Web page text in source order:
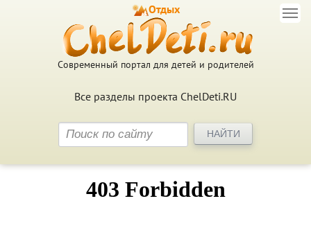
Современный портал для детей и родителей
Все разделы проекта ChelDeti.RU
Отдых